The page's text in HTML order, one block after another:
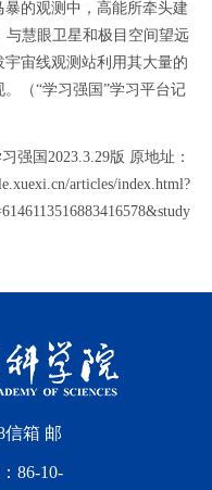
的观测中，高能所牵头建
慧眼卫星和极目空间望远
宙线观测站利用其大量的
（“学习强国”学习平台记
强国2023.3.29版 原地址：
articles/index.html?
信箱 邮
86-10-